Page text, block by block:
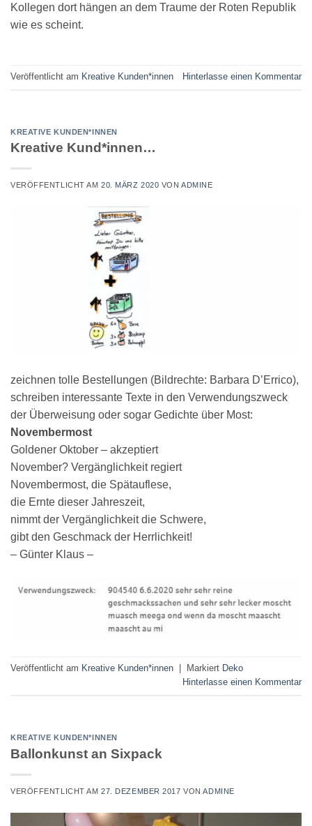
Kollegen dort hängen an dem Traume der Roten Republik
wie es scheint.
Veröffentlicht am Kreative Kunden*innen Hinterlasse einen Kommentar
KREATIVE KUNDEN*INNEN
Kreative Kund*innen…
VERÖFFENTLICHT AM20. MÄRZ 2020 VONADMINE
zeichnen tolle Bestellungen (Bildrechte: Barbara D’Errico),
schreiben interessante Texte in den Verwendungszweck
der Überweisung oder sogar Gedichte über Most:
Novembermost
Goldener Oktober – akzeptiert
November? Vergänglichkeit regiert
Novembermost, die Spätauflese,
die Ernte dieser Jahreszeit,
nimmt der Vergänglichkeit die Schwere,
gibt den Geschmack der Herrlichkeit!
– Günter Klaus –
Veröffentlicht am Kreative Kunden*innen Markiert Deko
Hinterlasse einen Kommentar
KREATIVE KUNDEN*INNEN
Ballonkunst an Sixpack
VERÖFFENTLICHT AM27. DEZEMBER 2017 VONADMINE